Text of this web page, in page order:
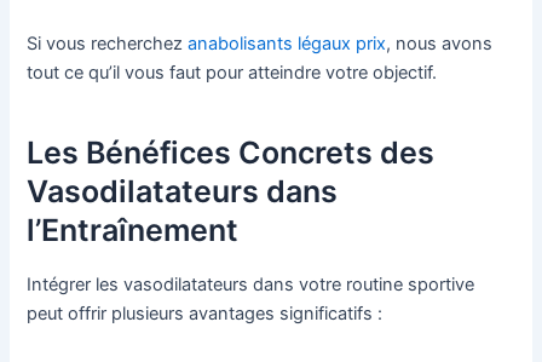
Si vous recherchezanabolisants légaux prix, nous avons
tout ce qu’il vous faut pour atteindre votre objectif.
Les Bénéfices Concrets des
Vasodilatateurs dans
l’Entraînement
Intégrer les vasodilatateurs dans votre routine sportive
peut offrir plusieurs avantages significatifs :